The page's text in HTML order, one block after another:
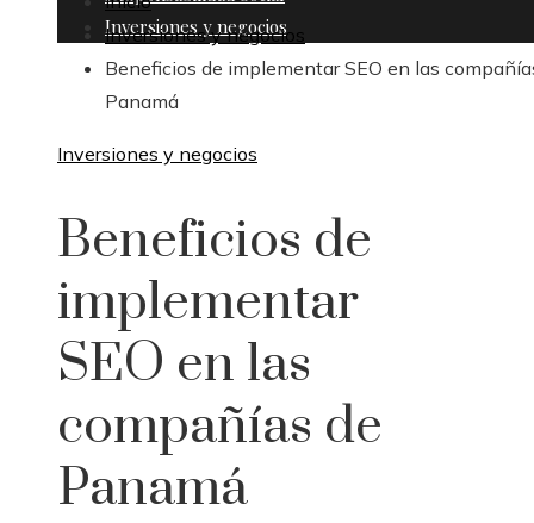
Inversiones y negocios
Inversiones y negocios
Beneficios de implementar SEO en las
Panamá
Inversiones y negocios
Beneficios de
implementar
SEO en las
compañías de
Panamá